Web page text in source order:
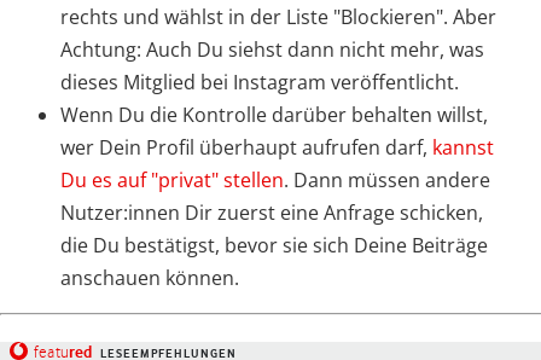
rechts und wählst in der Liste "Blockieren". Aber
Achtung: Auch Du siehst dann nicht mehr, was
dieses Mitglied bei Instagram veröffentlicht.
Wenn Du die Kontrolle darüber behalten willst,
wer Dein Profil überhaupt aufrufen darf, kannst
Du es auf "privat" stellen. Dann müssen andere
Nutzer:innen Dir zuerst eine Anfrage schicken,
die Du bestätigst, bevor sie sich Deine Beiträge
anschauen können.
featured LESEEMPFEHLUNGEN